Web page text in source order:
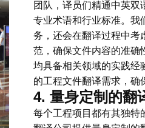
团队，译员们精通中英双
专业术语和行业标准。我
务，还会在翻译过程中考
范，确保文件内容的准确
均具备相关领域的实践经
的工程文件翻译需求，确
4. 量身定制的翻
每个工程项目都有其独特